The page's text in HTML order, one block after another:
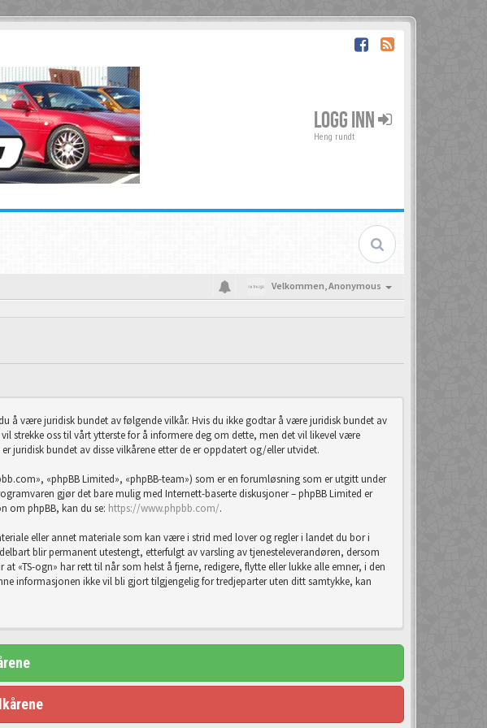
LOGG INN
Heng rundt
Velkommen,Anonymous
å være juridisk bundet av følgende vilkår. Hvis du ikke godtar å være juridisk bundet av
strekke oss til vårt ytterste for å informere deg om dette, men det vil likevel være
juridisk bundet av disse vilkårene etter de er oppdatert og/eller utvidet.
«phpBB Limited», «phpBB-team») som er en forumløsning som er utgitt under
gjør det bare mulig med Internett-baserte diskusjoner – phpBB Limited er
om phpBB, kan du se: https://www.phpbb.com/.
eller annet materiale som kan være i strid med lover og regler i landet du bor i
blir permanent utestengt, etterfulgt av varsling av tjenesteleverandøren, dersom
«TS-ogn» har rett til når som helst å fjerne, redigere, flytte eller lukke alle emner, i den
informasjonen ikke vil bli gjort tilgjengelig for tredjeparter uten ditt samtykke, kan